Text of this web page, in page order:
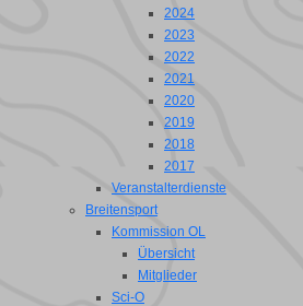
2024
2023
2022
2021
2020
2019
2018
2017
Veranstalterdienste
Breitensport
Kommission OL
Übersicht
Mitglieder
Sci-O